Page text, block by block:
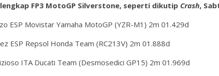
FP3 MotoGP Silverstone, seperti dikutip Crash,
ESP Movistar Yamaha MotoGP (YZR-M1) 2m 01.429d
ESP Repsol Honda Team (RC213V) 2m 01.888d
ITA Ducati Team (Desmosedici GP15) 2m 01.969d